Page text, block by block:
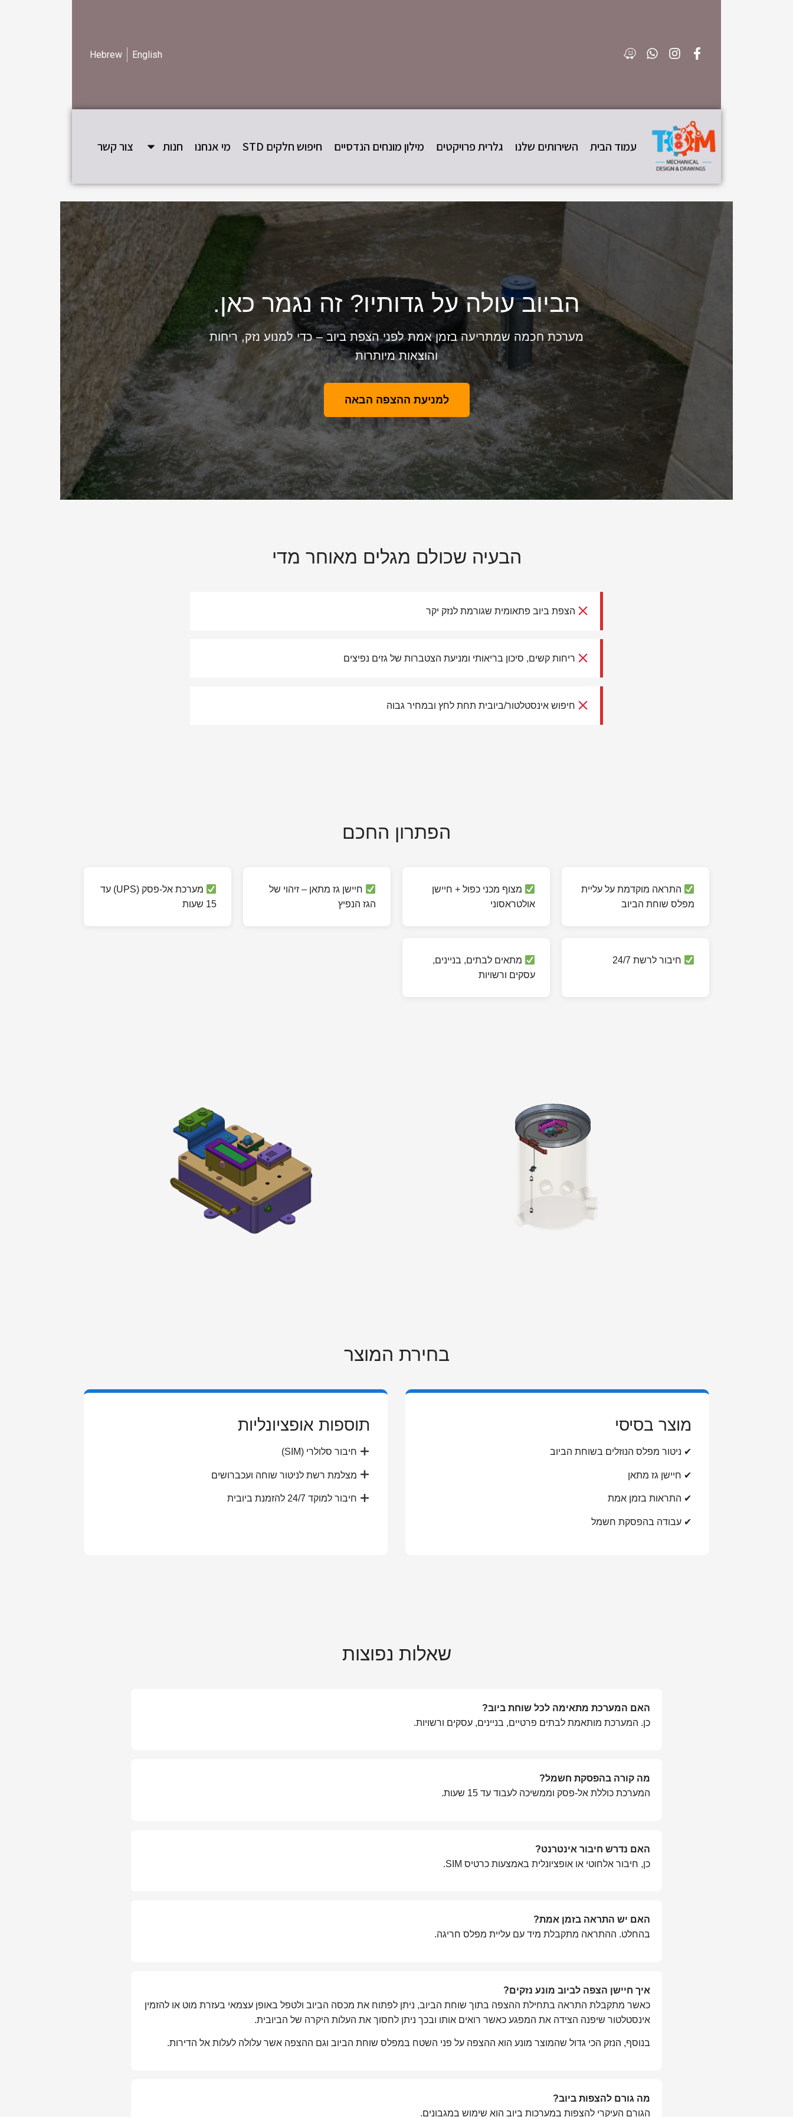
English
Hebrew
עמוד הבית השירותים שלנו גלרית פרויקטים מילון מונחים הנדסיים חיפוש חלקים STD מי אנחנו חנות צור קשר
הביוב עולה על גדותיו? זה נגמר כאן.
מערכת חכמה שמתריעה בזמן אמת לפני הצפת ביוב – כדי למנוע נזק, ריחות
והוצאות מיותרות
למניעת ההצפה הבאה
הבעיה שכולם מגלים מאוחר מדי
הצפת ביוב פתאומית שגורמת לנזק יקר
ריחות קשים, סיכון בריאותי ומניעת הצטברות של גזים נפיצים
חיפוש אינסטלטור/ביובית תחת לחץ ובמחיר גבוה
הפתרון החכם
התראה מוקדמת על עליית
מפלס שוחת הביוב
מצוף מכני כפול + חיישן
אולטראסוני
חיישן גז מתאן – זיהוי של
הגז הנפיץ
מערכת אל-פסק (UPS) עד
15 שעות
חיבור לרשת 24/7
מתאים לבתים, בניינים,
עסקים ורשויות
בחירת המוצר
מוצר בסיסי
✔ ניטור מפלס הנוזלים בשוחת הביוב
✔ חיישן גז מתאן
✔ התראות בזמן אמת
✔ עבודה בהפסקת חשמל
תוספות אופציונליות
חיבור סלולרי (SIM)
מצלמת רשת לניטור שוחה ועכברושים
חיבור למוקד 24/7 להזמנת ביובית
שאלות נפוצות
האם המערכת מתאימה לכל שוחת ביוב?
כן. המערכת מותאמת לבתים פרטיים, בניינים, עסקים ורשויות.
מה קורה בהפסקת חשמל?
המערכת כוללת אל-פסק וממשיכה לעבוד עד 15 שעות.
האם נדרש חיבור אינטרנט?
כן, חיבור אלחוטי או אופציונלית באמצעות כרטיס SIM.
האם יש התראה בזמן אמת?
בהחלט. ההתראה מתקבלת מיד עם עליית מפלס חריגה.
איך חיישן הצפה לביוב מונע נזקים?
כאשר מתקבלת התראה בתחילת ההצפה בתוך שוחת הביוב, ניתן לפתוח את מכסה הביוב ולטפל באופן עצמאי בעזרת מוט או להזמין
אינסטלטור שיפנה הצידה את המפגע כאשר רואים אותו ובכך ניתן לחסוך את העלות היקרה של הביובית.
בנוסף, הנזק הכי גדול שהמוצר מונע הוא ההצפה על פני השטח במפלס שוחת הביוב וגם ההצפה אשר עלולה לעלות אל הדירות.
מה גורם להצפות ביוב?
הגורם העיקרי להצפות במערכות ביוב הוא שימוש במגבונים.